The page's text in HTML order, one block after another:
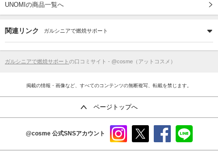
UNOMIの商品一覧へ
関連リンク ガルシニアで燃焼サポート
ガルシニアで燃焼サポート の口コミサイト - @cosme（アットコスメ）
掲載の情報・画像など、すべてのコンテンツの無断複写、転載を禁じます。
ページトップへ
@cosme 公式SNSアカウント